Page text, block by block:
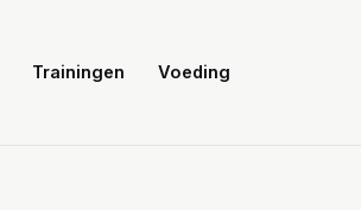
Trainingen Voeding